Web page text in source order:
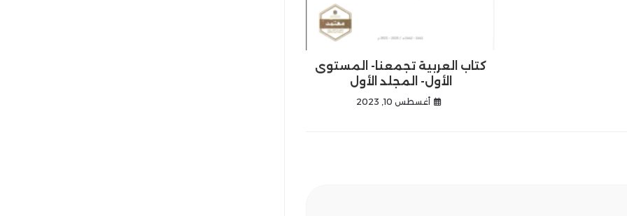
كتاب العربية تجمعنا- المستوى
الأول- المجلد الأول
أغسطس 10, 2023